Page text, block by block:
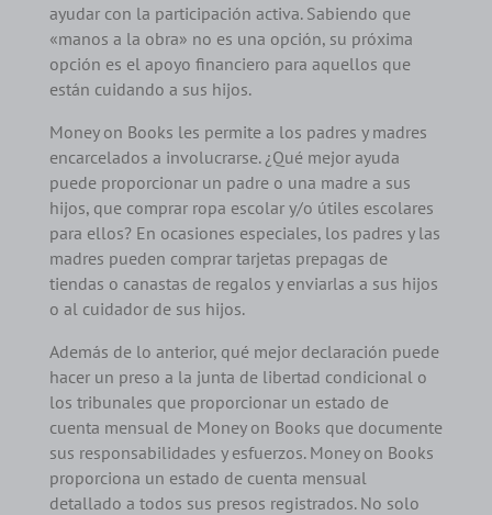
ayudar con la participación activa. Sabiendo que
«manos a la obra» no es una opción, su próxima
opción es el apoyo financiero para aquellos que
están cuidando a sus hijos.
Money on Books les permite a los padres y madres
encarcelados a involucrarse. ¿Qué mejor ayuda
puede proporcionar un padre o una madre a sus
hijos, que comprar ropa escolar y/o útiles escolares
para ellos? En ocasiones especiales, los padres y las
madres pueden comprar tarjetas prepagas de
tiendas o canastas de regalos y enviarlas a sus hijos
o al cuidador de sus hijos.
Además de lo anterior, qué mejor declaración puede
hacer un preso a la junta de libertad condicional o
los tribunales que proporcionar un estado de
cuenta mensual de Money on Books que documente
sus responsabilidades y esfuerzos. Money on Books
proporciona un estado de cuenta mensual
detallado a todos sus presos registrados. No solo